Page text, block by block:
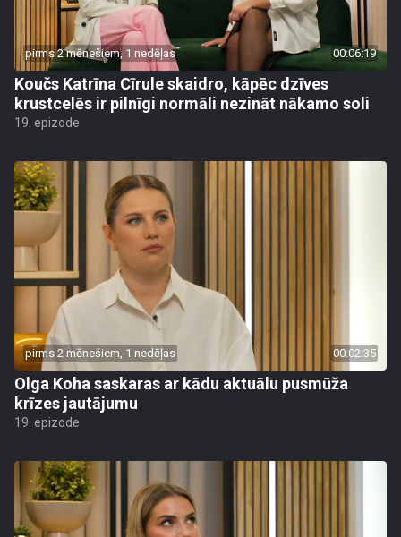
pirms 2 mēnešiem, 1 nedēļas 00:06:19
Koučs Katrīna Cīrule skaidro, kāpēc dzīves
krustcelēs ir pilnīgi normāli nezināt nākamo soli
19. epizode
pirms 2 mēnešiem, 1 nedēļas 00:02:35
Olga Koha saskaras ar kādu aktuālu pusmūža
krīzes jautājumu
19. epizode